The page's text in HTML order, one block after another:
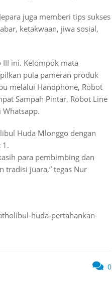
juga memberi tips sukses
ketakwaan, jiwa sosial,
III ini. Kelompok mata
pula pameran produk
melalui Handphone, Robot
Sampah Pintar, Robot Line
Huda Mlonggo dengan
1.
para pembimbing dan
tradisi juara,” tegas Nur
huda-pertahankan-
0